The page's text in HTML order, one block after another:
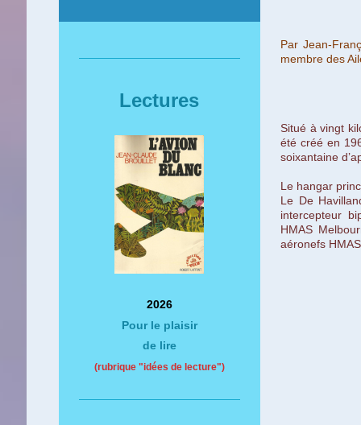
Par Jean-
membredes
Situé à vingt
été créé en
soixantaine
Le hangar
Le De
intercepteur
HMAS
aéronefs
Lectures
2026
Pour le plaisir
de lire
(rubrique "idées de lecture")